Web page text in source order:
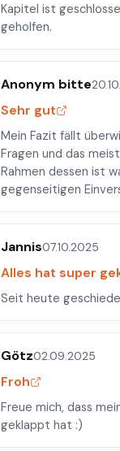
Kapitel ist
geholfen.
Anonym bitte
Sehr gut
Mein Fazit fällt
Fragen und das
Rahmen dessen ist
gegenseitigen
Jannis07.10.2025
Alles hat super
Seit heute
Götz02.09.2025
Froh
Freue mich, dass
geklappt hat :)